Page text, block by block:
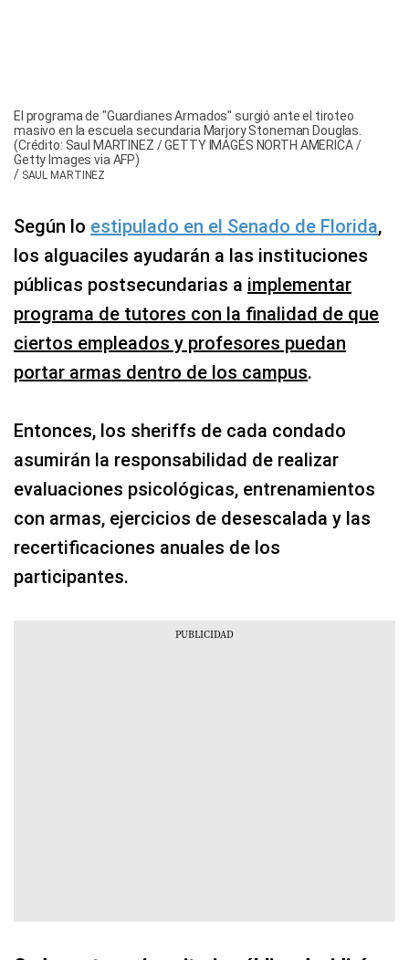
El programa de "Guardianes Armados" surgió ante el tiroteo
masivo en la escuela secundaria Marjory Stoneman Douglas.
(Crédito: Saul MARTINEZ / GETTY IMAGES NORTH AMERICA /
Getty Images via AFP)
/ SAUL MARTINEZ
Según lo estipulado en el Senado de Florida,
los alguaciles ayudarán a las instituciones
públicas postsecundarias a implementar
programa de tutores con la finalidad de que
ciertos empleados y profesores puedan
portar armas dentro de los campus.
Entonces, los sheriffs de cada condado
asumirán la responsabilidad de realizar
evaluaciones psicológicas, entrenamientos
con armas, ejercicios de desescalada y las
recertificaciones anuales de los
participantes.